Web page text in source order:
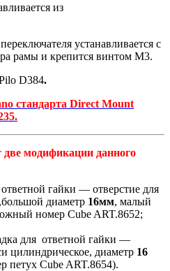
из
устанавливается с
рамы и крепится винтом М3.
D384.
стандарта Direct Mount
модификации данного
ответной гайки — отверстие для
,большой диаметр 16мм, малый
номер Cube ART.8652;
для ответной гайки —
цилиндрическое, диаметр 16
петух Cube ART.8654).